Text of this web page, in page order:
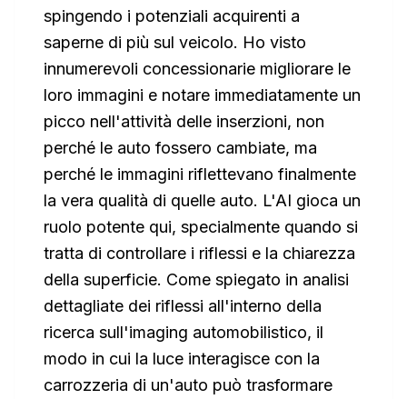
spingendo i potenziali acquirenti a
saperne di più sul veicolo. Ho visto
innumerevoli concessionarie migliorare le
loro immagini e notare immediatamente un
picco nell'attività delle inserzioni, non
perché le auto fossero cambiate, ma
perché le immagini riflettevano finalmente
la vera qualità di quelle auto. L'AI gioca un
ruolo potente qui, specialmente quando si
tratta di controllare i riflessi e la chiarezza
della superficie. Come spiegato in analisi
dettagliate dei riflessi all'interno della
ricerca sull'imaging automobilistico, il
modo in cui la luce interagisce con la
carrozzeria di un'auto può trasformare